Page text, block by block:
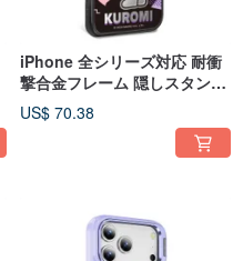
iPhone 全シリーズ対応 耐衝
撃合金フレーム 隠しスタンド
ミラーマグネットケース -
POP クロミ
US$ 70.38